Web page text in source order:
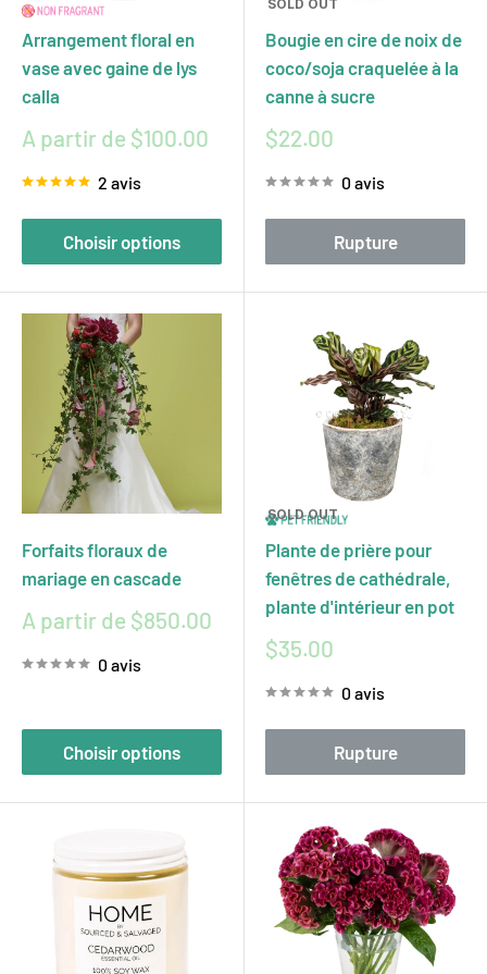
Arrangement floral en
vase avec gaine de lys
calla
Prix
réduit
A partir de $100.00
2 avis
Choisir options
SOLD OUT
Bougie en cire de noix de
coco/soja craquelée à la
canne à sucre
Prix
$22.00
0 avis
Rupture
Forfaits floraux de
mariage en cascade
Prix
réduit
A partir de $850.00
0 avis
Choisir options
SOLD OUT
Plante de prière pour
fenêtres de cathédrale,
plante d'intérieur en pot
Prix
$35.00
0 avis
Rupture